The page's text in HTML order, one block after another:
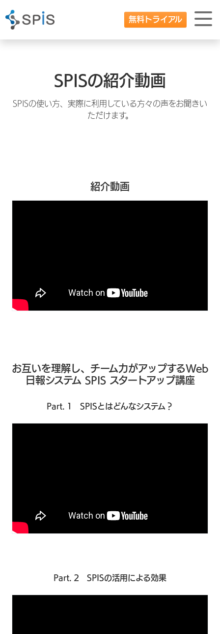
無料トライアル
SPISの紹介動画
SPISの使い方、実際に利用している方々の声をお聞きい
ただけます。
紹介動画
お互いを理解し、チーム力がアップするWeb
日報システム SPIS スタートアップ講座
Part. 1 SPISとはどんなシステム？
Part. 2 SPISの活用による効果